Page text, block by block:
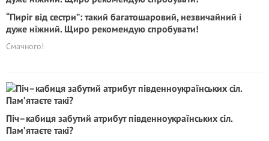
“Пиріг від сестри”: такий багатошаровий, незвичайний і
дуже ніжний. Щиро рекомендую спробувати!
Смачного!
Піч–кабиця забутий атрибут південноукраїнських сіл.
Пам’ятаєте такі?